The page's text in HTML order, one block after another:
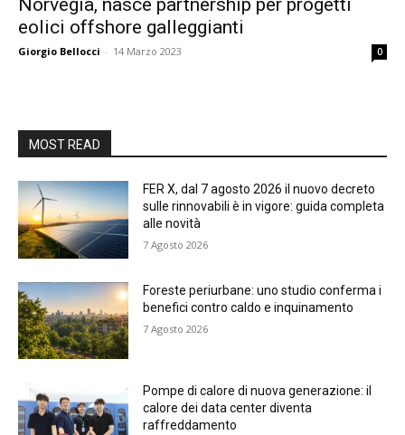
Norvegia, nasce partnership per progetti
eolici offshore galleggianti
Giorgio Bellocci - 14 Marzo 2023 0
MOST READ
FER X, dal 7 agosto 2026 il nuovo decreto
sulle rinnovabili è in vigore: guida completa
alle novità
7 Agosto 2026
Foreste periurbane: uno studio conferma i
benefici contro caldo e inquinamento
7 Agosto 2026
Pompe di calore di nuova generazione: il
calore dei data center diventa
raffreddamento